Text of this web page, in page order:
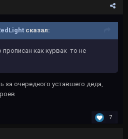
сказал:
как курвак то не
за очередного уставшего деда,
7